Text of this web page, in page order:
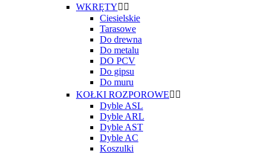
WKRĘTY 
Ciesielskie
Tarasowe
Do drewna
Do metalu
DO PCV
Do gipsu
Do muru
KOŁKI ROZPOROWE 
Dyble ASL
Dyble ARL
Dyble AST
Dyble AC
Koszulki